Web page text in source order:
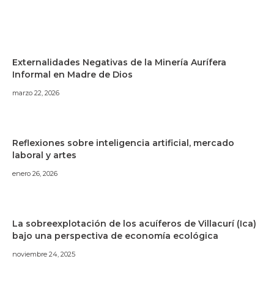
Externalidades Negativas de la Minería Aurífera
Informal en Madre de Dios
marzo 22, 2026
Reflexiones sobre inteligencia artificial, mercado
laboral y artes
enero 26, 2026
La sobreexplotación de los acuíferos de Villacurí (Ica)
bajo una perspectiva de economía ecológica
noviembre 24, 2025